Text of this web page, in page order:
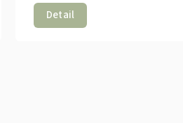
Detail